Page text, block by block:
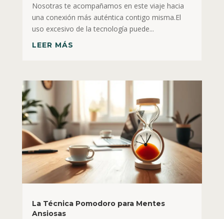
Nosotras te acompañamos en este viaje hacia
una conexión más auténtica contigo misma.El
uso excesivo de la tecnología puede...
LEER MÁS
La Técnica Pomodoro para Mentes
Ansiosas